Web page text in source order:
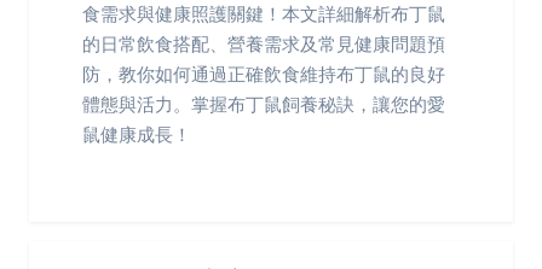
食需求與健康照護關鍵！本文詳細解析布丁鼠
的日常飲食搭配、營養需求及常見健康問題預
防，教你如何通過正確飲食維持布丁鼠的良好
體態與活力。掌握布丁鼠飼養秘訣，讓您的愛
鼠健康成長！